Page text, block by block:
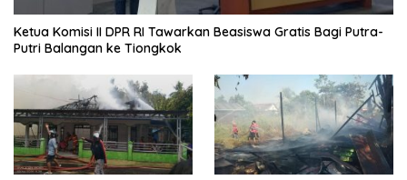
Ketua Komisi II DPR RI Tawarkan Beasiswa Gratis Bagi Putra-
Putri Balangan ke Tiongkok